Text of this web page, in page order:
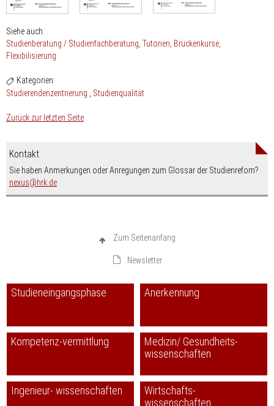
Siehe auch:
Studienberatung / Studienfachberatung Tutorien Brückenkurse
Flexibilisierung
Kategorien:
Studierendenzentrierung
Studienqualität
Zurück zur letzten Seite
Kontakt
Sie haben Anmerkungen oder Anregungen zum Glossar der Studienrefom?
nexus
nospam-
hrk.de
Zum Seitenanfang
Newsletter
Studieneingangsphase Anerkennung
Kompetenz-vermittlung
Medizin/ Gesundheits-
wissenschaften
Ingenieur- wissenschaften
Wirtschafts-
wissenschaften